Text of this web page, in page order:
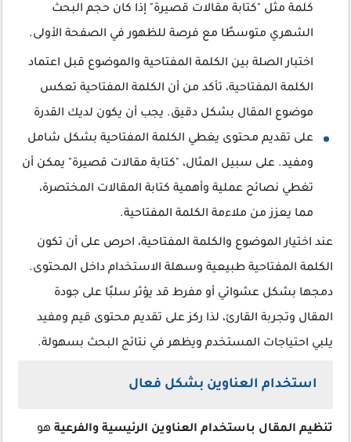
كلمة مثل "كتابة مقالات قصيرة" إذا كان حجم البحث
الشهري متوسطًا مع فرصة للظهور في الصفحة الأولى.
اختبار الصلة بين الكلمة المفتاحية والموضوع قبل اعتماد
الكلمة المفتاحية، تأكد من أن الكلمة المفتاحية تعكس
موضوع المقال بشكل دقيق. يجب أن يكون لديك القدرة
على تقديم محتوى يغطي الكلمة المفتاحية بشكل شامل
ومفيد. على سبيل المثال، "كتابة مقالات قصيرة" يمكن أن
تغطي نصائح عملية وأهمية كتابة المقالات المختصرة،
مما يعزز من ملاءمة الكلمة المفتاحية.
عند اختيار الموضوع والكلمة المفتاحية، احرص على أن تكون
الكلمة المفتاحية طبيعية وسهلة الاستخدام داخل المحتوى.
دمجها بشكل عشوائي أو مفرط قد يؤثر سلبًا على جودة
المقال وتجربة القارئ، لذا ركز على تقديم محتوى قيم ومفيد
يلبي احتياجات المستخدم ويظهر في نتائج البحث بسهولة.
استخدام العناوين بشكل فعال
تنظيم المقال باستخدام العناوين الرئيسية والفرعية هو